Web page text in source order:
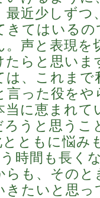
最近少しずつ
きてはいる
。声と表現を
たらと思いま
、これまで
言った役を
当に恵まれて
ろうと思うこ
ともに悩み
時間も長く
らも、そのと
きたいと思っ